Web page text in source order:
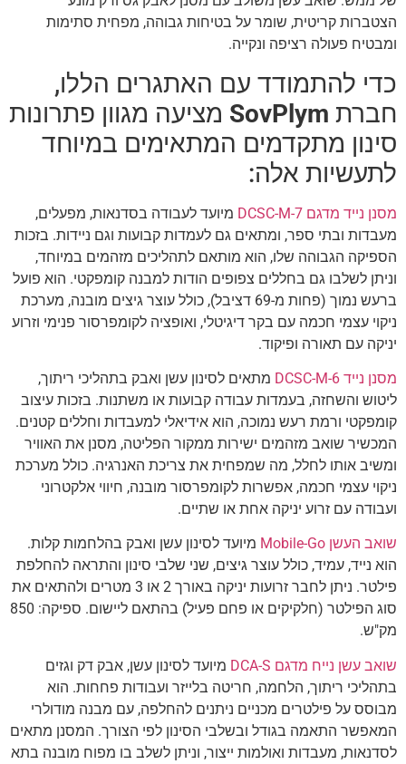
הצטברות קריטית, שומר על בטיחות גבוהה, מפחית סתימות
ומבטיח פעולה רציפה ונקייה.
כדי להתמודד עם האתגרים הללו,
חברת SovPlym מציעה מגוון פתרונות
סינון מתקדמים המתאימים במיוחד
לתעשיות אלה:
מסנן נייד מדגם DCSC-M-7
מיועד לעבודה בסדנאות, מפעלים,
מעבדות ובתי ספר, ומתאים גם לעמדות קבועות וגם ניידות. בזכות
הספיקה הגבוהה שלו, הוא מותאם לתהליכים מזהמים במיוחד,
וניתן לשלבו גם בחללים צפופים הודות למבנה קומפקטי. הוא פועל
ברעש נמוך (פחות מ-69 דציבל), כולל עוצר גיצים מובנה, מערכת
ניקוי עצמי חכמה עם בקר דיגיטלי, ואופציה לקומפרסור פנימי וזרוע
יניקה עם תאורה ופיקוד.
מסנן נייד DCSC-M-6
מתאים לסינון עשן ואבק בתהליכי ריתוך,
ליטוש והשחזה, בעמדות עבודה קבועות או משתנות. בזכות עיצוב
קומפקטי ורמת רעש נמוכה, הוא אידיאלי למעבדות וחללים קטנים.
המכשיר שואב מזהמים ישירות ממקור הפליטה, מסנן את האוויר
ומשיב אותו לחלל, מה שמפחית את צריכת האנרגיה. כולל מערכת
ניקוי עצמי חכמה, אפשרות לקומפרסור מובנה, חיווי אלקטרוני
ועבודה עם זרוע יניקה אחת או שתיים.
שואב העשן Mobile-Go
מיועד לסינון עשן ואבק בהלחמות קלות.
הוא נייד, עמיד, כולל עוצר גיצים, שני שלבי סינון והתראה להחלפת
פילטר. ניתן לחבר זרועות יניקה באורך 2 או 3 מטרים ולהתאים את
סוג הפילטר (חלקיקים או פחם פעיל) בהתאם ליישום. ספיקה: 850
מק"ש.
שואב עשן נייח מדגם DCA-S
מיועד לסינון עשן, אבק דק וגזים
בתהליכי ריתוך, הלחמה, חריטה בלייזר ועבודות פחחות. הוא
מבוסס על פילטרים מכניים ניתנים להחלפה, עם מבנה מודולרי
המאפשר התאמה בגודל ובשלבי הסינון לפי הצורך. המסנן מתאים
לסדנאות, מעבדות ואולמות ייצור, וניתן לשלב בו מפוח מובנה בתא